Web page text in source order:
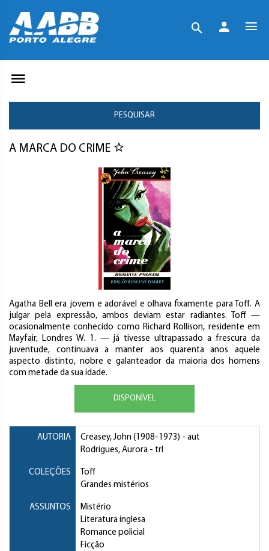
PESQUISAR
A MARCA DO CRIME
Agatha Bell era jovem e adorável e olhava fixamente para Toff. A
julgar pela expressão, ambos deviam estar radiantes. Toff —
ocasionalmente conhecido como Richard Rollison, residente em
Mayfair, Londres W. 1. — já tivesse ultrapassado a frescura da
juventude, continuava a manter aos quarenta anos aquele
aspecto distinto, nobre e galanteador da maioria dos homens
com metade da sua idade.
DISPONÍVEL
AUTORIA Creasey, John (1908-1973) - aut
Rodrigues, Aurora - trl
COLEÇÕES
Toff
Grandes mistérios
ASSUNTOS
Mistério
Literatura inglesa
Romance policial
Ficção